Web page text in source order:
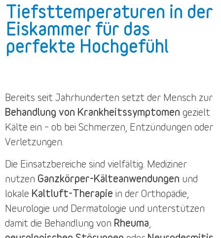
Tiefsttemperaturen in der
Eiskammer für das
perfekte Hochgefühl
Bereits seit Jahrhunderten setzt der Mensch zur
Behandlung von Krankheitssymptomen gezielt
Kälte ein – ob bei Schmerzen, Entzündungen oder
Verletzungen.
Die Einsatzbereiche sind vielfältig. Mediziner
nutzen Ganzkörper-Kälteanwendungen und
lokale Kaltluft-Therapie in der Orthopädie,
Neurologie und Dermatologie und unterstützen
damit die Behandlung von Rheuma